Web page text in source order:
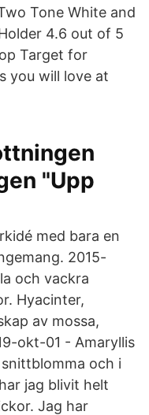
Tone White and
4.6 out of 5
Target for
you will love at
"Upp
med bara en
2015-
och vackra
Hyacinter,
av mossa,
okt-01 - Amaryllis
och i
jag blivit helt
Jag har